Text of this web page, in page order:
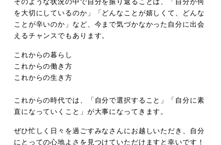
を大切にしているのか」「どんなことが嬉しくて、どんな
ことが辛いのか」など、今まで気づかなかった自分に出会
えるチャンスでもあります。
これからの暮らし
これからの働き方
これからの生き方
これからの時代では、「自分で選択すること」「自分に素
直になっていくこと」が大事になってきます。
ぜひ忙しく日々を過ごすみなさんにお越しいただき、自分
にとっての心地よさを見つけていただけますと幸いです！